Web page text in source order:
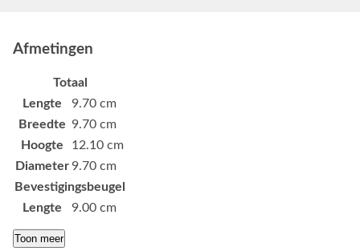
Afmetingen
Totaal
Lengte
9.70 cm
Breedte 9.70 cm
Hoogte
12.10 cm
Diameter 9.70 cm
Bevestigingsbeugel
Lengte
9.00 cm
Toon meer